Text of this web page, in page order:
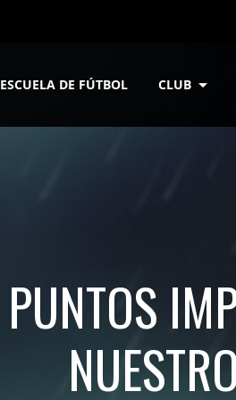
ESCUELA DE FÚTBOL CLUB
PUNTOS